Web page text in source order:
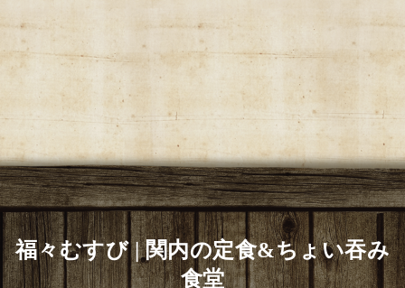
福々むすび | 関内の定食&ちょい吞み
食堂